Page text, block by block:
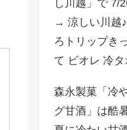
し川越」で 7/
→ 涼しい川越
ろトリップき
て ビオレ 冷タ
森永製菓「冷
グ甘酒」は酷